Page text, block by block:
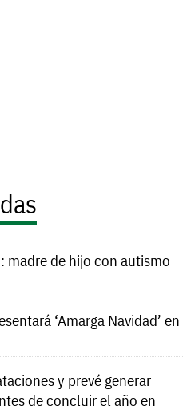
madre de hijo con autismo
‘Amarga Navidad’ en
y prevé generar
de concluir el año en